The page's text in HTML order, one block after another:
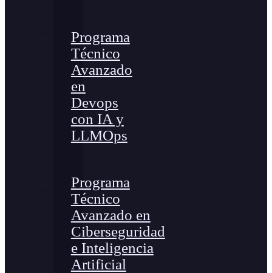
Programa
Técnico
Avanzado
en
Devops
con IA y
LLMOps
Programa
Técnico
Avanzado en
Ciberseguridad
e Inteligencia
Artificial